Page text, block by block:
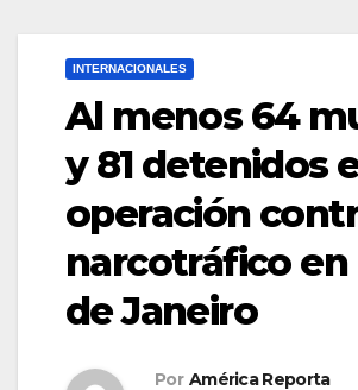
INTERNACIONALES
Al menos 64
y 81 detenidos
operación
narcotráfico en
de Janeiro
Por América Reporta